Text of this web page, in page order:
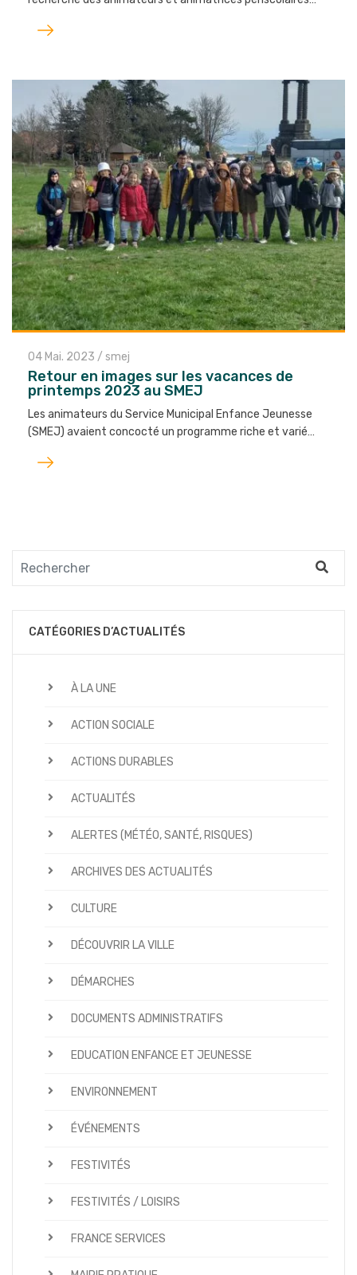
Lire
04 Mai. 2023 / smej
Retour en images sur les vacances de
printemps 2023 au SMEJ
Les animateurs du Service Municipal Enfance Jeunesse
(SMEJ) avaient concocté un programme riche et varié…
Lire
l'article
CATÉGORIES D’ACTUALITÉS
À LA UNE
ACTION SOCIALE
ACTIONS DURABLES
ACTUALITÉS
ALERTES (MÉTÉO, SANTÉ, RISQUES)
ARCHIVES DES ACTUALITÉS
CULTURE
DÉCOUVRIR LA VILLE
DÉMARCHES
DOCUMENTS ADMINISTRATIFS
EDUCATION ENFANCE ET JEUNESSE
ENVIRONNEMENT
ÉVÉNEMENTS
FESTIVITÉS
FESTIVITÉS / LOISIRS
FRANCE SERVICES